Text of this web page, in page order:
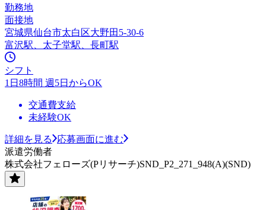
勤務地
面接地
宮城県仙台市太白区大野田5-30-6
富沢駅、太子堂駅、長町駅
シフト
1日8時間 週5日からOK
交通費支給
未経験OK
詳細を見る
応募画面に進む
派遣労働者
株式会社フェローズ(Pリサーチ)SND_P2_271_948(A)(SND)